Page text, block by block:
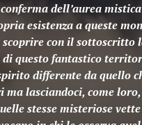
dell’aurea
esistenza a queste
con il sottoscritto
di questo fantastico
differente da quello
ma lasciandoci, come
stesse misteriose